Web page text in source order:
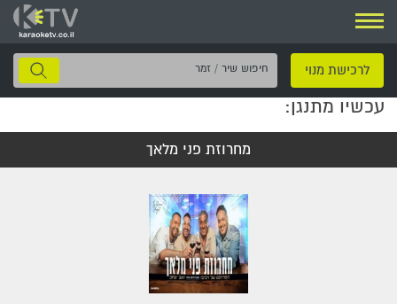
ניווט
לרכישת מנוי
חיפוש
שיר
עכשיו מתנגן:
מחרוזת פני מלאך